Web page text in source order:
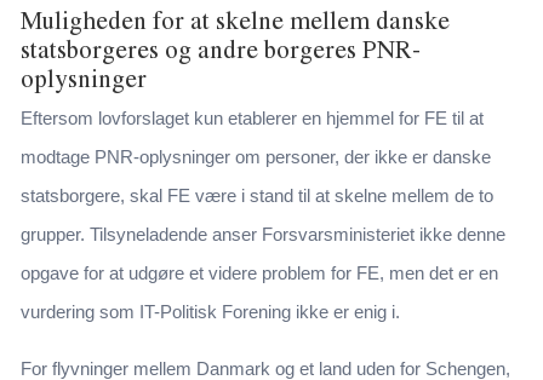
Muligheden for at skelne mellem danske
statsborgeres og andre borgeres PNR-
oplysninger
Eftersom lovforslaget kun etablerer en hjemmel for FE til at
modtage PNR-oplysninger om personer, der ikke er danske
statsborgere, skal FE være i stand til at skelne mellem de to
grupper. Tilsyneladende anser Forsvarsministeriet ikke denne
opgave for at udgøre et videre problem for FE, men det er en
vurdering som IT-Politisk Forening ikke er enig i.
For flyvninger mellem Danmark og et land uden for Schengen,